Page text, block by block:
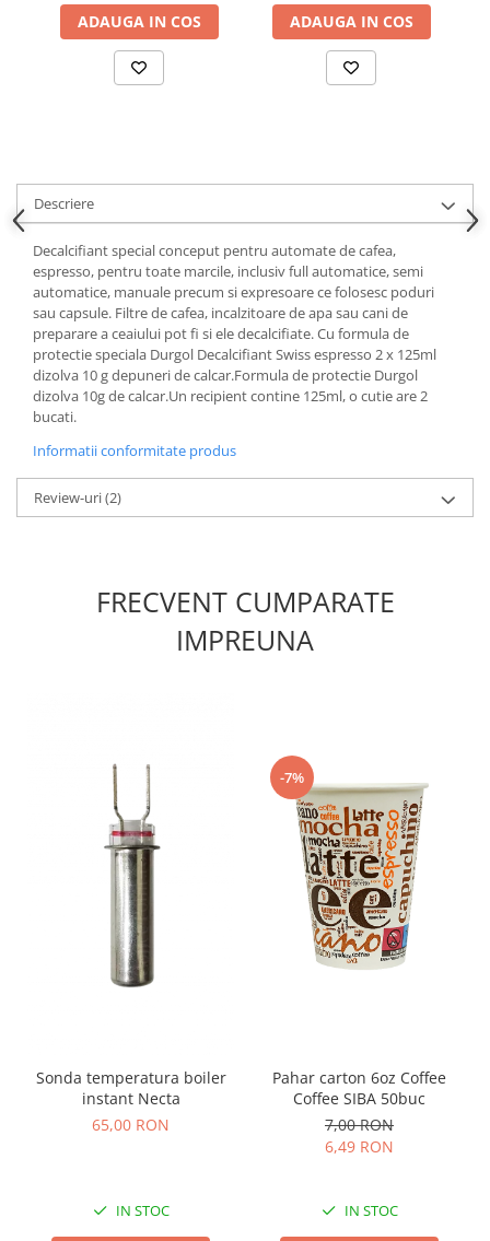
ADAUGA IN COS ADAUGA IN COS
Descriere
Decalcifiant special conceput pentru automate de cafea,
espresso, pentru toate marcile, inclusiv full automatice, semi
automatice, manuale precum si expresoare ce folosesc poduri
sau capsule. Filtre de cafea, incalzitoare de apa sau cani de
preparare a ceaiului pot fi si ele decalcifiate. Cu formula de
protectie speciala Durgol Decalcifiant Swiss espresso 2 x 125ml
dizolva 10 g depuneri de calcar.Formula de protectie Durgol
dizolva 10g de calcar.Un recipient contine 125ml, o cutie are 2
bucati.
Informatii conformitate produs
Review-uri(2)
FRECVENT CUMPARATE
IMPREUNA
Sonda temperatura boiler
instant Necta
65,00 RON
IN STOC
-7%
Pahar carton 6oz Coffee
Coffee SIBA 50buc
7,00 RON
6,49 RON
IN STOC